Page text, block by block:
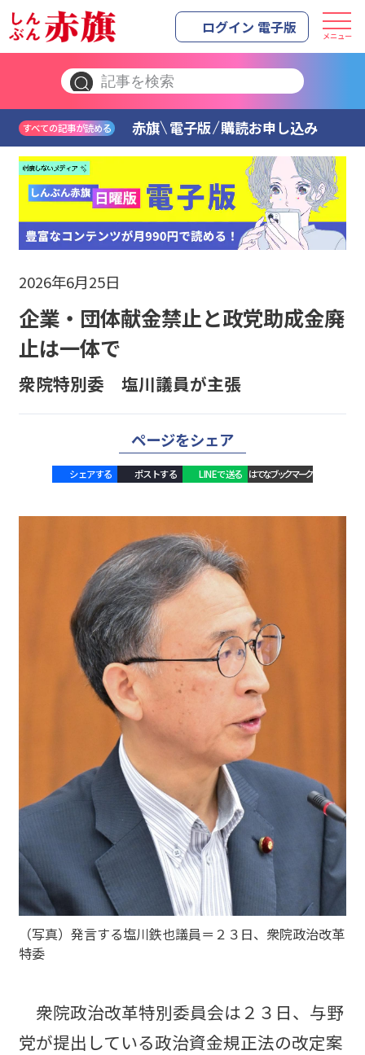
ログイン 電子版 メニュー
すべての記事が読める 赤旗 電子版 購読お申し込み
2026年6月25日
企業・団体献金禁止と政党助成金廃
止は一体で
衆院特別委 塩川議員が主張
ページをシェア
シェアする ポストする LINEで送る はてなブックマーク
（写真）発言する塩川鉄也議員＝２３日、衆院政治改革
特委
衆院政治改革特別委員会は２３日、与野
党が提出している政治資金規正法の改定案